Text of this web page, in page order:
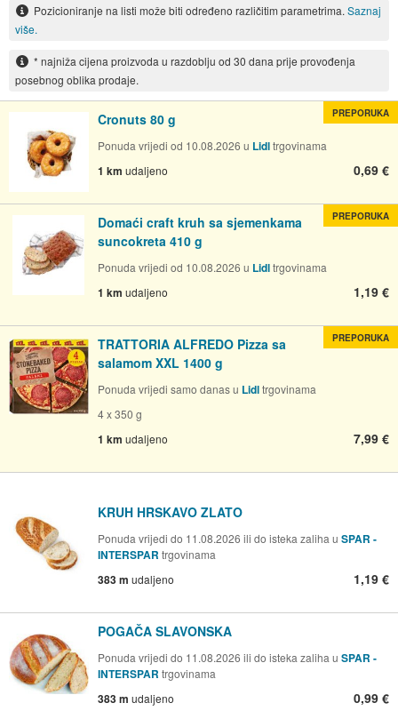
Pozicioniranje na listi može biti određeno različitim parametrima.Saznaj
više.
* najniža cijena proizvoda u razdoblju od 30 dana prije provođenja
posebnog oblika prodaje.
Cronuts 80 g
Ponuda vrijedi od 10.08.2026 u Lidltrgovinama
1 km udaljeno 0,69 €
PREPORUKA
Domaći craft kruh sa sjemenkama
suncokreta 410 g
Ponuda vrijedi od 10.08.2026 u Lidltrgovinama
1 km udaljeno 1,19 €
PREPORUKA
TRATTORIA ALFREDO Pizza sa
salamom XXL 1400 g
Ponuda vrijedi samo danas u Lidltrgovinama
4 x 350 g
1 km udaljeno 7,99 €
PREPORUKA
KRUH HRSKAVO ZLATO
Ponuda vrijedi do 11.08.2026 ili do isteka zaliha u SPAR -
INTERSPAR trgovinama
383 m udaljeno 1,19 €
POGAČA SLAVONSKA
Ponuda vrijedi do 11.08.2026 ili do isteka zaliha u SPAR -
INTERSPAR trgovinama
383 m udaljeno 0,99 €